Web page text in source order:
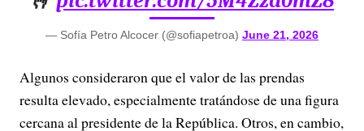
— Sofía Petro Alcocer (@sofiapetroa) June 21, 2026
Algunos consideraron que el valor de las prendas
resulta elevado, especialmente tratándose de una figura
cercana al presidente de la República. Otros, en cambio,